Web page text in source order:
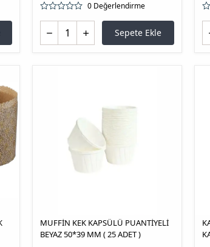
0 Değerlendirme
Sepete Ekle
MUFFİN KEK KAPSÜLÜ PUANTİYELİ
BEYAZ 50*39 MM ( 25 ADET )